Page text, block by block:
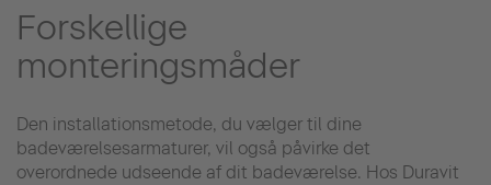
Forskellige
monteringsmåder
Den installationsmetode, du vælger til dine
badeværelsesarmaturer, vil også påvirke det
overordnede udseende af dit badeværelse. Hos Duravit